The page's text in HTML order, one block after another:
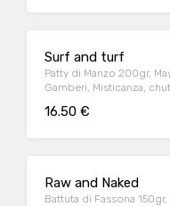
Surf and turf
Patty di Manzo 200gr,
Gamberi, Misticanza,
16.50 €
Raw and Naked
Battuta di Fassona